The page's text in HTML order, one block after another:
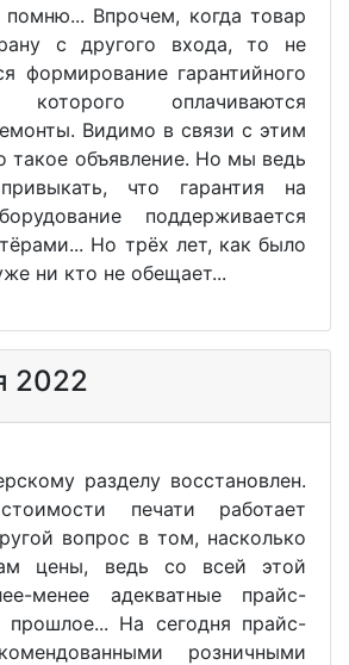
Впрочем, когда товар
с другого входа, то не
формирование гарантийного
оплачиваются
Видимо в связи с этим
такое объявление. Но мы ведь
что гарантия на
поддерживается
Но трёх лет, как было
ни кто не обещает...
2022
разделу восстановлен.
печати работает
вопрос в том, насколько
цены, ведь со всей этой
менее адекватные прайс-
На сегодня прайс-
розничными